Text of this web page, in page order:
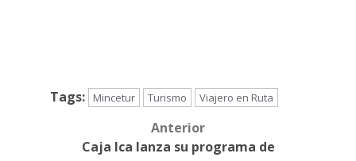
Tags: Mincetur Turismo Viajero en Ruta
Anterior
Caja Ica lanza su programa de